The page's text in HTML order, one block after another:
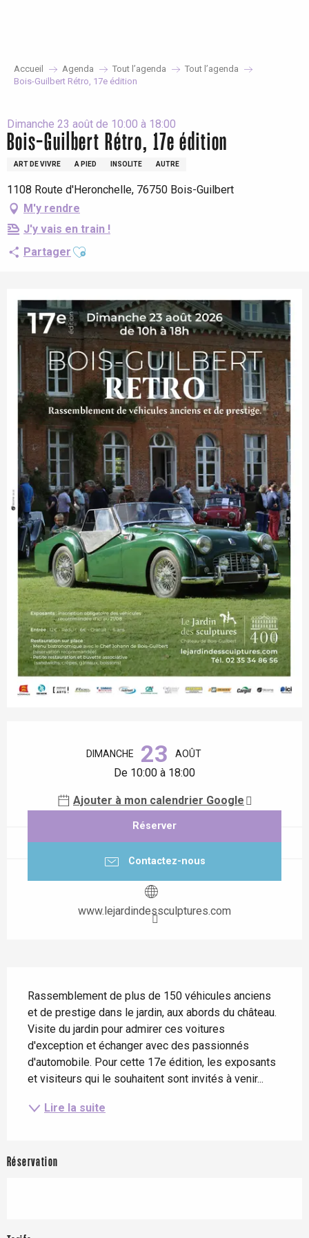
Accueil Agenda Tout l’agenda
Tout l’agenda
Bois-Guilbert Rétro, 17e édition
Dimanche 23 août de 10:00 à 18:00
Bois-Guilbert Rétro, 17e édition
ART DE VIVRE A PIED INSOLITE AUTRE
1108 Route d'Heronchelle, 76750 Bois-Guilbert
M'y rendre
J'y vais en train !
Partager Ajouter aux favoris
DIMANCHE 23 AOÛT
De 10:00 à 18:00
Ajouter à mon calendrier Google
Réserver
Contactez-nous
www.lejardindessculptures.com
Rassemblement de plus de 150 véhicules anciens
et de prestige dans le jardin, aux abords du château.
Visite du jardin pour admirer ces voitures
d'exception et échanger avec des passionnés
d'automobile. Pour cette 17e édition, les exposants
et visiteurs qui le souhaitent sont invités à venir...
Lire la suite
Réservation